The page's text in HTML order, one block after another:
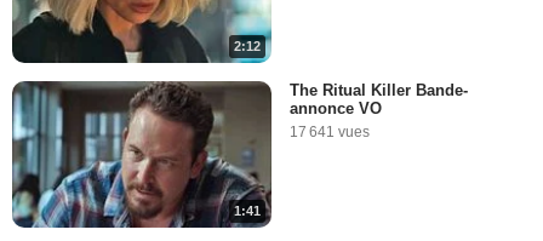
2:12
1:41
The Ritual Killer Bande-
annonce VO
17 641 vues